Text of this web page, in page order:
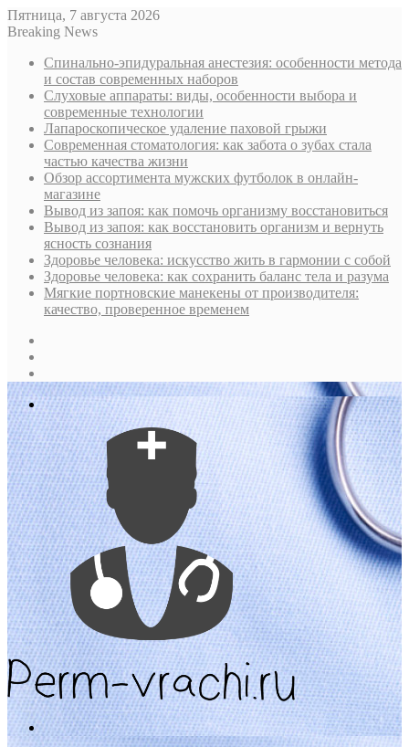
Пятница, 7 августа 2026
Breaking News
Спинально-эпидуральная анестезия: особенности метода
и состав современных наборов
Слуховые аппараты: виды, особенности выбора и
современные технологии
Лапароскопическое удаление паховой грыжи
Современная стоматология: как забота о зубах стала
частью качества жизни
Обзор ассортимента мужских футболок в онлайн-
магазине
Вывод из запоя: как помочь организму восстановиться
Вывод из запоя: как восстановить организм и вернуть
ясность сознания
Здоровье человека: искусство жить в гармонии с собой
Здоровье человека: как сохранить баланс тела и разума
Мягкие портновские манекены от производителя:
качество, проверенное временем
In
Меню
Поиск...